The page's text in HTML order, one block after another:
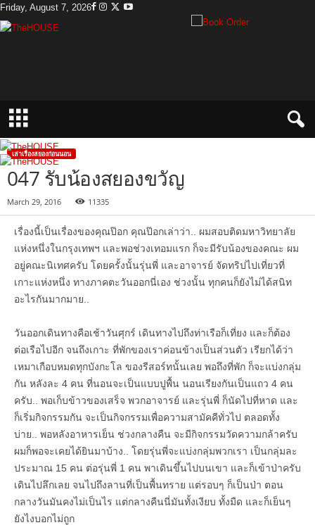
Friday, August 7, 2026
e
เล่าเรื่องสยองก่อนนอน
047 รับน้องสยองขวัญ
March 29, 2016 11335
เรื่องนี้เป็นเรื่องของคุณป๊อก คุณป๊อกเล่าว่า.. ผมสอบติดมหาวิทยาลัย
แห่งหนึ่งในกรุงเทพฯ และพอช่วงเทอมแรก ก็จะมีรับน้องของคณะ ผม
อยู่คณะนิเทศครับ โดยครั้งนั้นรุ่นพี่ และอาจารย์ จัดทริปไปเที่ยวที่
เกาะแห่งหนึ่ง ทางภาคตะวันออกนี่เอง ช่วงนั้น ทุกคนก็ยังไม่ได้สนิท
อะไรกันมากมาย..
วันออกเดินทางคือเช้าวันศุกร์ เดินทางไปถึงท่าเรือก็เที่ยง และก็ต้อง
ต่อเรือไปอีก จนถึงเกาะ ที่พักของเราค่อนข้างเป็นส่วนตัว เรียกได้ว่า
เหมาเกือบหมดทุกบังกะโล ของรีสอร์ทนั้นเลย พอถึงที่พัก ก็จะแบ่งกลุ่ม
กัน หลังละ 4 คน ที่นอนจะเป็นแบบปูพื้น นอนเรียงกันเป็นแถว 4 คน
ครับ.. พอเก็บข้าวของเสร็จ พวกอาจารย์ และรุ่นพี่ ก็นัดไปที่หาด และ
ก็เริ่มกิจกรรมกัน จะเป็นกิจกรรมเพื่อความสามัคคีทั่วไป ตลอดทั้ง
บ่าย.. พอหลังอาหารเย็น ช่วงกลางคืน จะมีกิจกรรมวัดความกล้าครับ
ผมก็พอจะเคยได้ยินมาบ้าง.. โดยรุ่นพี่จะแบ่งกลุ่มพวกเรา เป็นกลุ่มละ
ประมาณ 15 คน ต่อรุ่นพี่ 1 คน พาเดินขึ้นไปบนเขา และก็เข้าป่าครับ
เดินไปลึกเลย จนไปถึงลานที่เป็นพื้นทราย แต่รอบๆ ก็เป็นป่า ตอน
กลางวันมันคงไม่เป็นไร แต่กลางคืนนี่มันทั้งเงียบ ทั้งมืด และก็เย็นๆ
ยังไงบอกไม่ถูก